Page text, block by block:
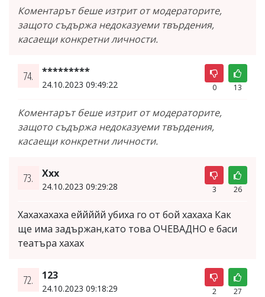
Коментарът беше изтрит от модераторите,
защото съдържа недоказуеми твърдения,
касаещи конкретни личности.
74. *********
24.10.2023 09:49:22 0 13
Коментарът беше изтрит от модераторите,
защото съдържа недоказуеми твърдения,
касаещи конкретни личности.
73. Xxx
24.10.2023 09:29:28 3 26
Хахахахаха еййййй убиха го от бой хахаха Как
ще има задържан,като това ОЧЕВАДНО е баси
театъра хахах
72. 123
24.10.2023 09:18:29 2 27